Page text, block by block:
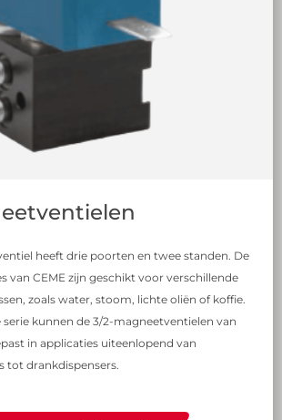
heeft drie poorten en twee standen. De
van CEME zijn geschikt voor verschillende
zoals water, stoom, lichte oliën of koffie.
serie kunnen de 3/2-magneetventielen van
in applicaties uiteenlopend van
tot drankdispensers.